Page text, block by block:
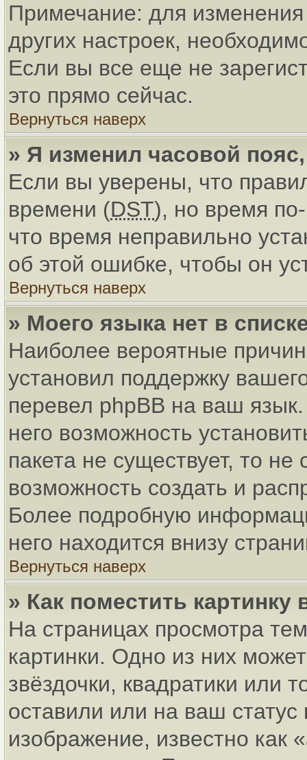
Примечание: для изменения
других настроек,
Если вы все еще не
это прямо сейчас.
Вернуться наверх
» Я изменил часовой
Если вы уверены, что
времени (DST), но время
что время неправильно
об этой ошибке, чтобы он
Вернуться наверх
» Моего языка нет в
Наиболее вероятные
установил поддержку
перевел phpBB на ваш
него возможность
пакета не существует, то
возможность создать и
Более подробную
него находится внизу
Вернуться наверх
» Как поместить
На страницах просмотра
картинки. Одно из них
звёздочки, квадратики или
оставили или на ваш
изображение, известно как